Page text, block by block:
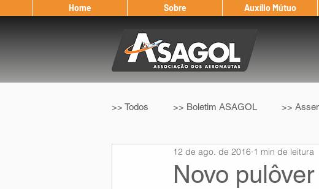
Home Sobre Auxílio Mútuo
>> Todos >> Boletim ASAGOL >>
>> Legislação >> IFALPA >>
Novo
12 de ago. de 2016 1 min de leitura